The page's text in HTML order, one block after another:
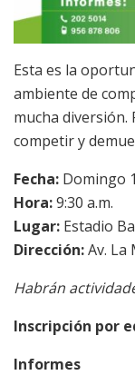
Esta es la
ambiente de
mucha
competir y
Fecha: Domingo
Hora:9:30 a.m.
Lugar: Estadio
Dirección:Av. La
Habrán
Inscripción por
Informes